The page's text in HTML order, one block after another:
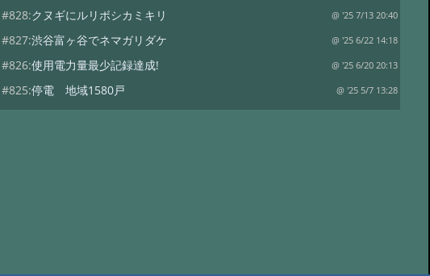
#828:クヌギにルリボシカミキリ @ '25 7/13 20:40
#827:渋谷富ヶ谷でネマガリダケ @ '25 6/22 14:18
#826:使用電力量最少記録達成! @ '25 6/20 20:13
#825:停電 地域1580戸 @ '25 5/7 13:28
#824:移築のワイナリー